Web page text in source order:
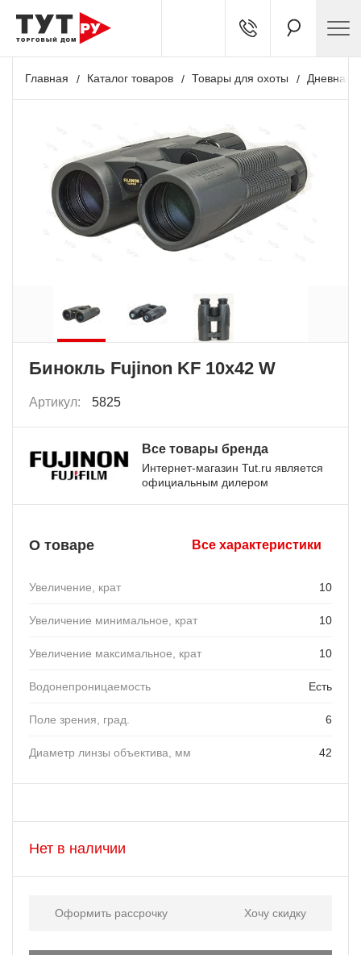
Главная Каталог товаров Товары для охоты Дневная
Бинокль Fujinon KF 10х42 W
Артикул: 5825
Все товары бренда
Интернет-магазин Tut.ru является
официальным дилером
О товаре Все характеристики
Увеличение, крат 10
Увеличение минимальное, крат 10
Увеличение максимальное, крат 10
Водонепроницаемость Есть
Поле зрения, град. 6
Диаметр линзы объектива, мм 42
Нет в наличии
Оформить рассрочку Хочу скидку